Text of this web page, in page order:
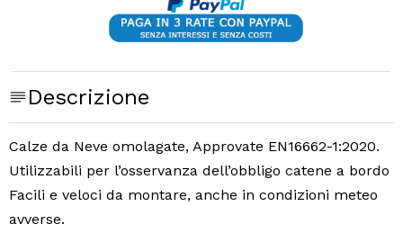
Descrizione
Calze da Neve omolagate, Approvate EN16662-1:2020.
Utilizzabili per l’osservanza dell’obbligo catene a bordo
Facili e veloci da montare, anche in condizioni meteo
avverse.